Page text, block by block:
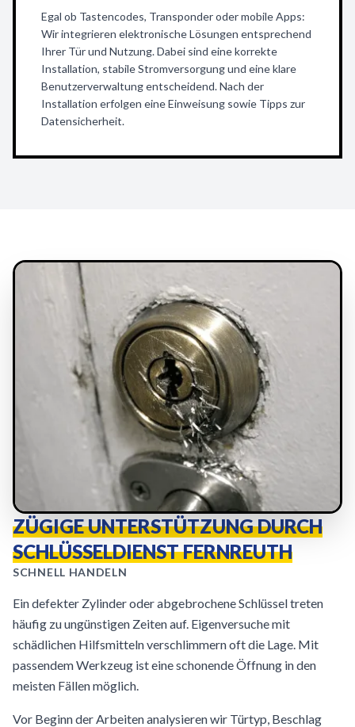
Egal ob Tastencodes, Transponder oder mobile Apps:
Wir integrieren elektronische Lösungen entsprechend
Ihrer Tür und Nutzung. Dabei sind eine korrekte
Installation, stabile Stromversorgung und eine klare
Benutzerverwaltung entscheidend. Nach der
Installation erfolgen eine Einweisung sowie Tipps zur
Datensicherheit.
ZÜGIGE UNTERSTÜTZUNG DURCH
SCHLÜSSELDIENST FERNREUTH
SCHNELL HANDELN
Ein defekter Zylinder oder abgebrochene Schlüssel treten
häufig zu ungünstigen Zeiten auf. Eigenversuche mit
schädlichen Hilfsmitteln verschlimmern oft die Lage. Mit
passendem Werkzeug ist eine schonende Öffnung in den
meisten Fällen möglich.
Vor Beginn der Arbeiten analysieren wir Türtyp, Beschlag